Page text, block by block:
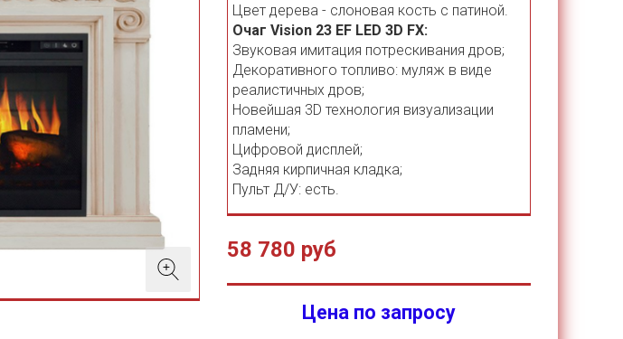
Цвет дерева - слоновая кость с патиной.
Очаг Vision 23 EF LED 3D FX:
Звуковая имитация потрескивания дров;
Декоративного топливо: муляж в виде
реалистичных дров;
Новейшая 3D технология визуализации
пламени;
Цифровой дисплей;
Задняя кирпичная кладка;
Пульт Д/У: есть.
58 780 руб
Цена по запросу